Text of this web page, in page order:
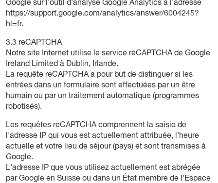
Google sur l'outil d'analyse Google Analytics à l'adresse
https://support.google.com/analytics/answer/6004245?
hl=fr.
3.3 reCAPTCHA
Notre site Internet utilise le service reCAPTCHA de Google
Ireland Limited à Dublin, Irlande.
La requête reCAPTCHA a pour but de distinguer si les
entrées dans un formulaire sont effectuées par un être
humain ou par un traitement automatique (programmes
robotisés).
Les requêtes reCAPTCHA comprennent la saisie de
l'adresse IP qui vous est actuellement attribuée, l'heure
actuelle et votre lieu de séjour (pays) et sont transmises à
Google.
L'adresse IP que vous utilisez actuellement est abrégée
par Google en Suisse ou dans un État membre de l'Espace